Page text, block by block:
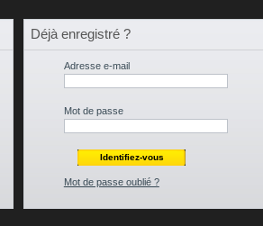
Déjà enregistré ?
Adresse e-mail
Mot de passe
Mot de passe oublié ?